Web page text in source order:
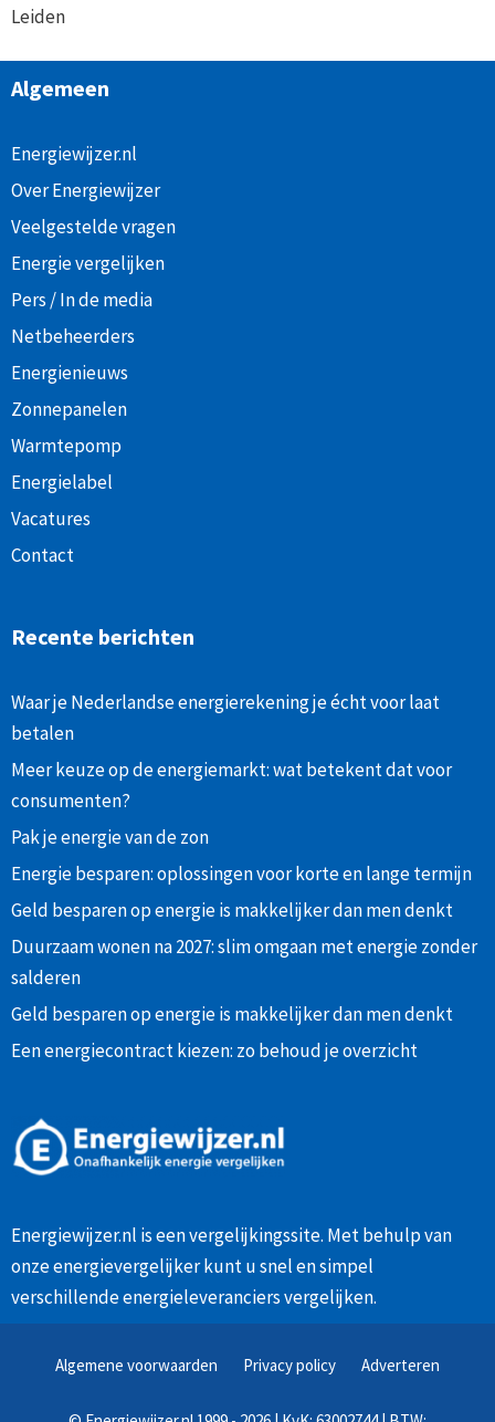
Leiden
Algemeen
Energiewijzer.nl
Over Energiewijzer
Veelgestelde vragen
Energie vergelijken
Pers / In de media
Netbeheerders
Energienieuws
Zonnepanelen
Warmtepomp
Energielabel
Vacatures
Contact
Recente berichten
Waar je Nederlandse energierekening je écht voor laat
betalen
Meer keuze op de energiemarkt: wat betekent dat voor
consumenten?
Pak je energie van de zon
Energie besparen: oplossingen voor korte en lange termijn
Geld besparen op energie is makkelijker dan men denkt
Duurzaam wonen na 2027: slim omgaan met energie zonder
salderen
Geld besparen op energie is makkelijker dan men denkt
Een energiecontract kiezen: zo behoud je overzicht
Energiewijzer.nl is een vergelijkingssite. Met behulp van
onzeenergievergelijkerkunt u snel en simpel
verschillende energieleveranciers vergelijken.
Algemene voorwaarden Privacy policy Adverteren